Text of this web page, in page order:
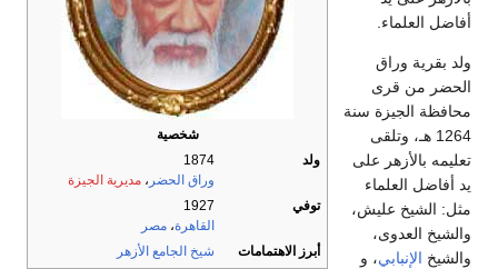
شخصية
ولد
1874
وراق الحضر ، مديرية الجيزة
توفي
1927
القاهرة، مصر
أبرز الاهتمامات
شيخ الجامع الأزهر
أفاضل العلماء.
ولد بقرية وراق
الحضر من قرى
محافظة الجيزة سنة
1264 هـ، وتلقى
تعليمه بالأزهر على
يد أفاضل العلماء
مثل: الشيخ عليش،
والشيخ العدوى،
والشيخ الإنبابي، و